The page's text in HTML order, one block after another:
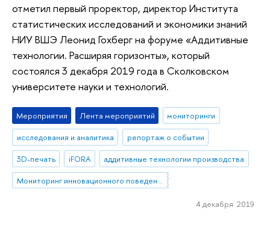
отметил первый проректор, директор Института
статистических исследований и экономики знаний
НИУ ВШЭ Леонид Гохберг на форуме «Аддитивные
технологии. Расширяя горизонты», который
состоялся 3 декабря 2019 года в Сколковском
университете науки и технологий.
Мероприятия Лента мероприятий
мониторинги
исследования и аналитика
репортаж о событии
3D-печать
iFORA
аддитивные технологии производства
4 декабря 2019